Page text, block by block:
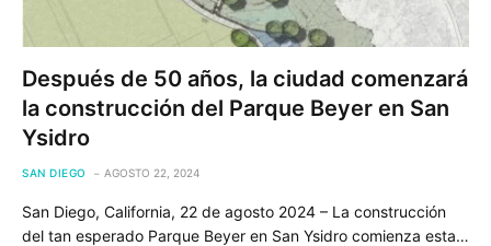
Después de 50 años, la ciudad comenzará
la construcción del Parque Beyer en San
Ysidro
SAN DIEGO AGOSTO 22, 2024
San Diego, California, 22 de agosto 2024 – La construcción
del tan esperado Parque Beyer en San Ysidro comienza esta…